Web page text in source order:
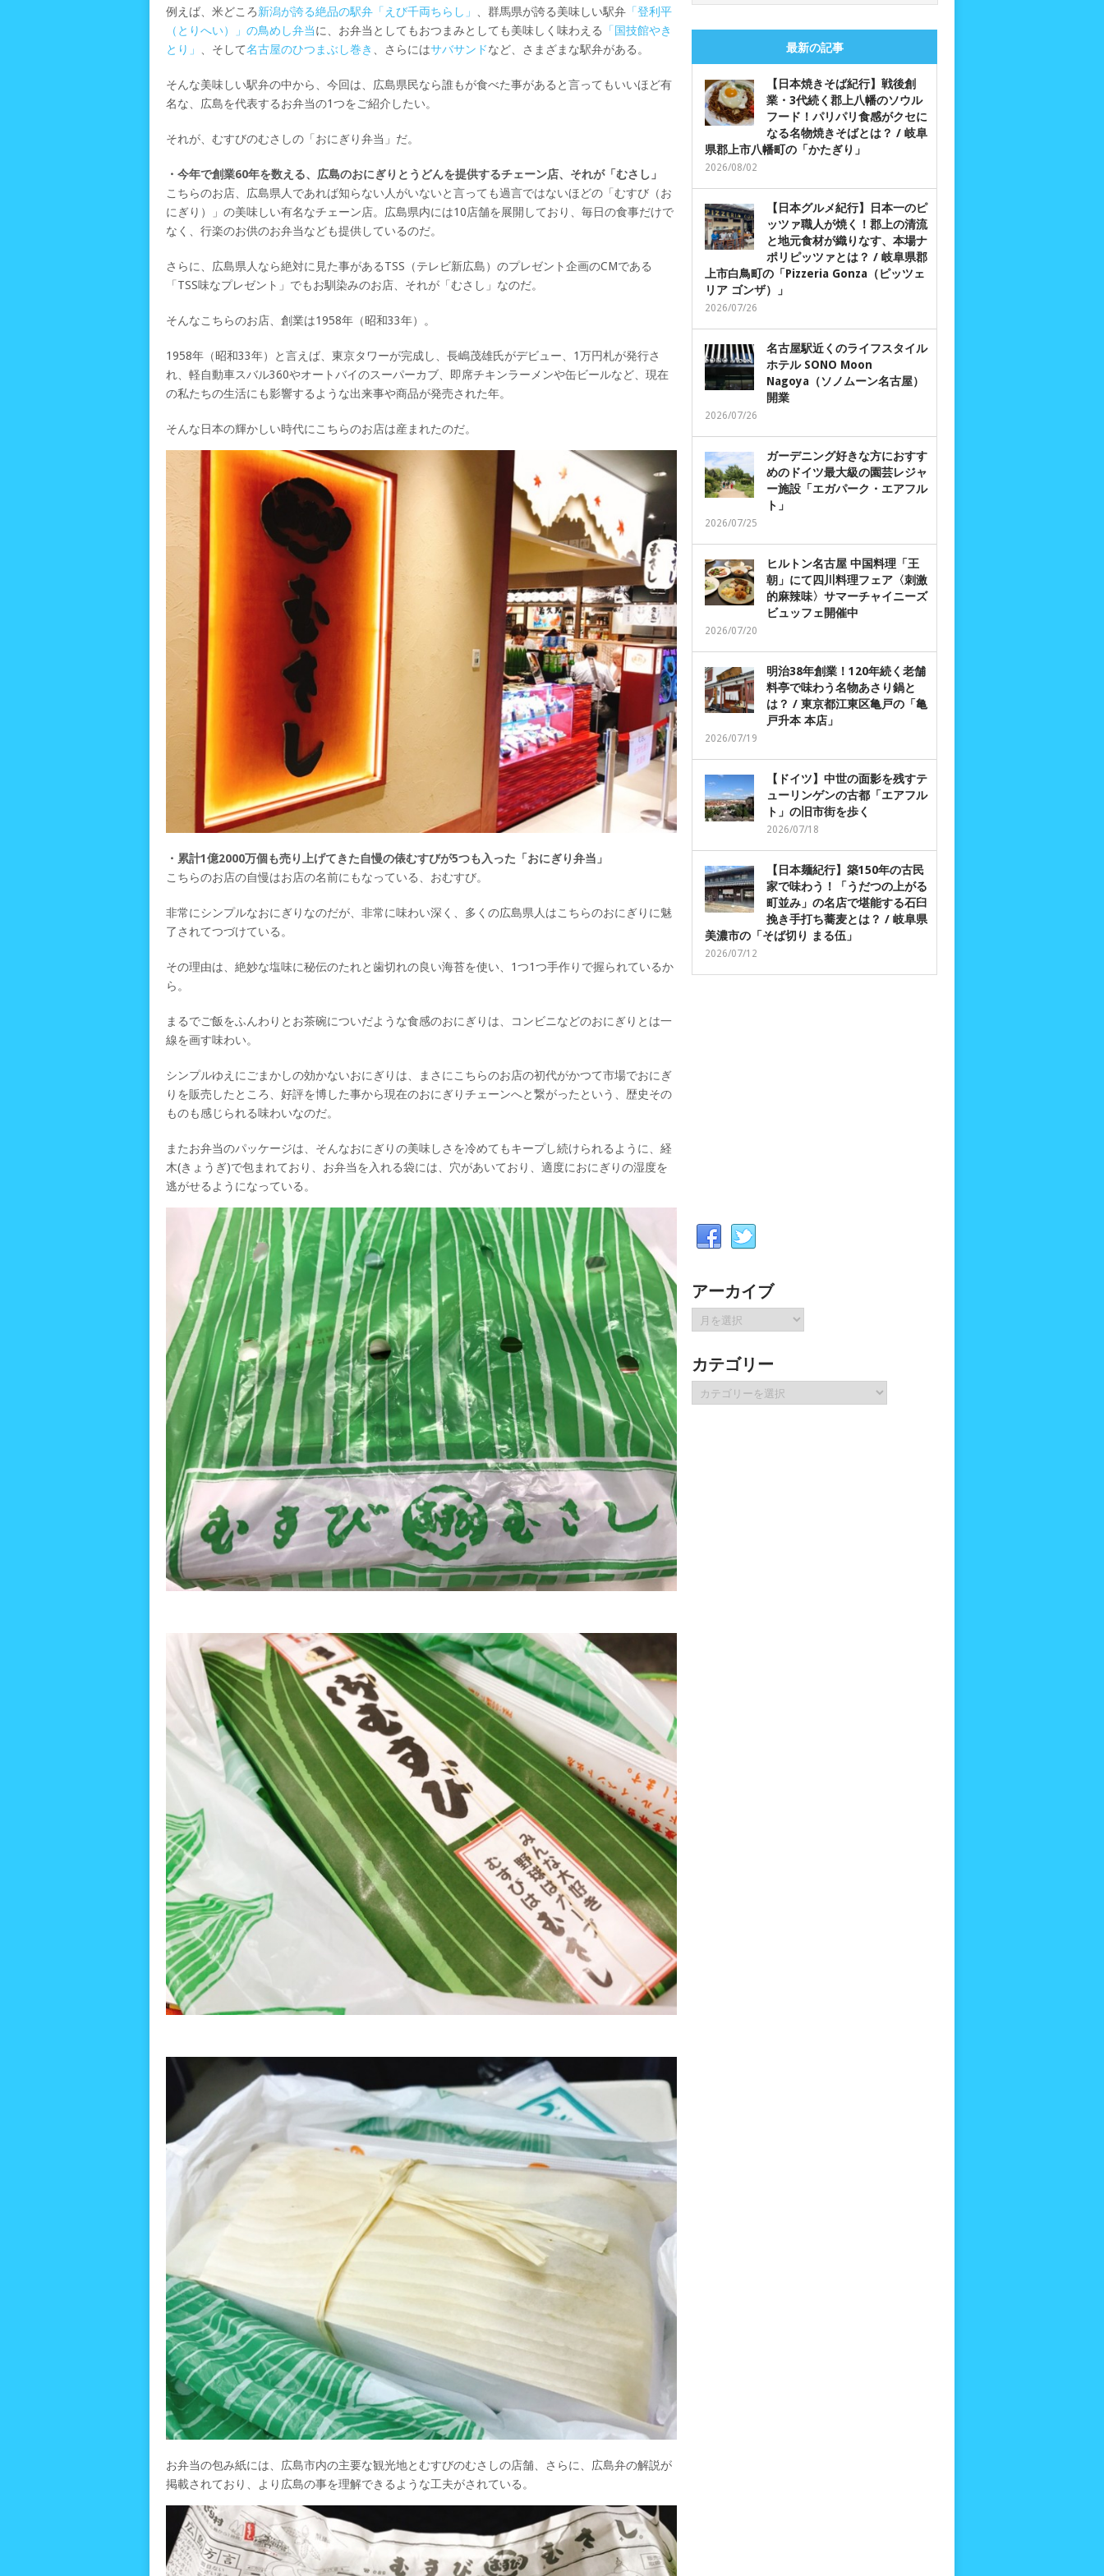
例えば、米どころ新潟が誇る絶品の駅弁「えび千両ちらし」 、群馬県が誇る美味しい駅弁 「登利平
（とりへい）」の鳥めし弁当に、お弁当としてもおつまみとしても美味しく味わえる
「国技館やき
とり」
、そして名古屋のひつまぶし巻き 、さらにはサバサンドなど、さまざまな駅弁がある。
そんな美味しい駅弁の中から、今回は、広島県民なら誰もが食べた事があると言ってもいいほど有
名な、広島を代表するお弁当の1つをご紹介したい。
それが、むすびのむさしの「おにぎり弁当」だ。
・今年で創業60年を数える、広島のおにぎりとうどんを提供するチェーン店、それが「むさし」
こちらのお店、広島県人であれば知らない人がいないと言っても過言ではないほどの「むすび（お
にぎり）」の美味しい有名なチェーン店。広島県内には10店舗を展開しており、毎日の食事だけで
なく、行楽のお供のお弁当なども提供しているのだ。
さらに、広島県人なら絶対に見た事があるTSS（テレビ新広島）のプレゼント企画のCMである
「TSS味なプレゼント」でもお馴染みのお店、それが「むさし」なのだ。
そんなこちらのお店、創業は1958年（昭和33年）。
1958年（昭和33年）と言えば、東京タワーが完成し、長嶋茂雄氏がデビュー、1万円札が発行さ
れ、軽自動車スバル360やオートバイのスーパーカブ、即席チキンラーメンや缶ビールなど、現在
の私たちの生活にも影響するような出来事や商品が発売された年。
そんな日本の輝かしい時代にこちらのお店は産まれたのだ。
・累計1億2000万個も売り上げてきた自慢の俵むすびが5つも入った「おにぎり弁当」
こちらのお店の自慢はお店の名前にもなっている、おむすび。
非常にシンプルなおにぎりなのだが、非常に味わい深く、多くの広島県人はこちらのおにぎりに魅
了されてつづけている。
その理由は、絶妙な塩味に秘伝のたれと歯切れの良い海苔を使い、1つ1つ手作りで握られているか
ら。
まるでご飯をふんわりとお茶碗についだような食感のおにぎりは、コンビニなどのおにぎりとは一
線を画す味わい。
シンプルゆえにごまかしの効かないおにぎりは、まさにこちらのお店の初代がかつて市場でおにぎ
りを販売したところ、好評を博した事から現在のおにぎりチェーンへと繋がったという、歴史その
ものも感じられる味わいなのだ。
またお弁当のパッケージは、そんなおにぎりの美味しさを冷めてもキープし続けられるように、経
木(きょうぎ)で包まれており、お弁当を入れる袋には、穴があいており、適度におにぎりの湿度を
逃がせるようになっている。
お弁当の包み紙には、広島市内の主要な観光地とむすびのむさしの店舗、さらに、広島弁の解説が
掲載されており、より広島の事を理解できるような工夫がされている。
最新の記事
【日本焼きそば紀行】戦後創
業・3代続く郡上八幡のソウル
フード！パリパリ食感がクセに
なる名物焼きそばとは？ / 岐阜
県郡上市八幡町の「かたぎり」
2026/08/02
【日本グルメ紀行】日本一のピ
ッツァ職人が焼く！郡上の清流
と地元食材が織りなす、本場ナ
ポリピッツァとは？ / 岐阜県郡
上市白鳥町の「Pizzeria Gonza（ピッツェ
リア ゴンザ）」
2026/07/26
名古屋駅近くのライフスタイル
ホテル SONO Moon
Nagoya（ソノムーン名古屋）
開業
2026/07/26
ガーデニング好きな方におすす
めのドイツ最大級の園芸レジャ
ー施設「エガパーク・エアフル
ト」
2026/07/25
ヒルトン名古屋 中国料理「王
朝」にて四川料理フェア〈刺激
的麻辣味〉サマーチャイニーズ
ビュッフェ開催中
2026/07/20
明治38年創業！120年続く老舗
料亭で味わう名物あさり鍋と
は？ / 東京都江東区亀戸の「亀
戸升本 本店」
2026/07/19
【ドイツ】中世の面影を残すテ
ューリンゲンの古都「エアフル
ト」の旧市街を歩く
2026/07/18
【日本麺紀行】築150年の古民
家で味わう！「うだつの上がる
町並み」の名店で堪能する石臼
挽き手打ち蕎麦とは？ / 岐阜県
美濃市の「そば切り まる伍」
2026/07/12
アーカイブ
ア
ー
イ
ブ
カテゴリー
テ